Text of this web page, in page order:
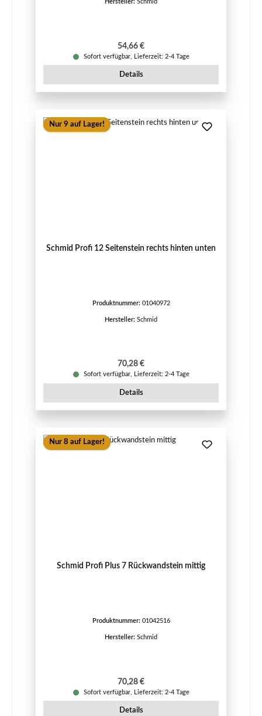
Hersteller: Schmid
Regulärer Preis:
54,66 €
Sofort verfügbar, Lieferzeit: 2-4 Tage
Details
Nur 9 auf Lager!
Schmid Profi 12 Seitenstein rechts hinten unten
Produktnummer: 01040972
Hersteller: Schmid
Regulärer Preis:
70,28 €
Sofort verfügbar, Lieferzeit: 2-4 Tage
Details
Nur 8 auf Lager!
Schmid Profi Plus 7 Rückwandstein mittig
Produktnummer: 01042516
Hersteller: Schmid
Regulärer Preis:
70,28 €
Sofort verfügbar, Lieferzeit: 2-4 Tage
Details